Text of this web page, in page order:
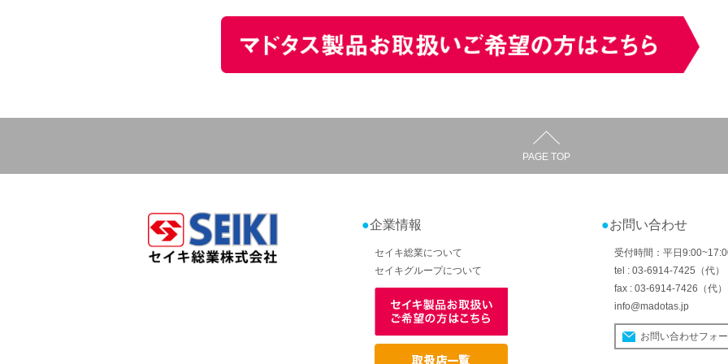
PAGE TOP
企業情報
セイキ総業について
セイキグループについて
お問い合わせ
受付時間：平日
tel : 03-6914-7425（代）
fax : 03-6914-7426（代）
info@madotas.jp
お問い合わせフォ